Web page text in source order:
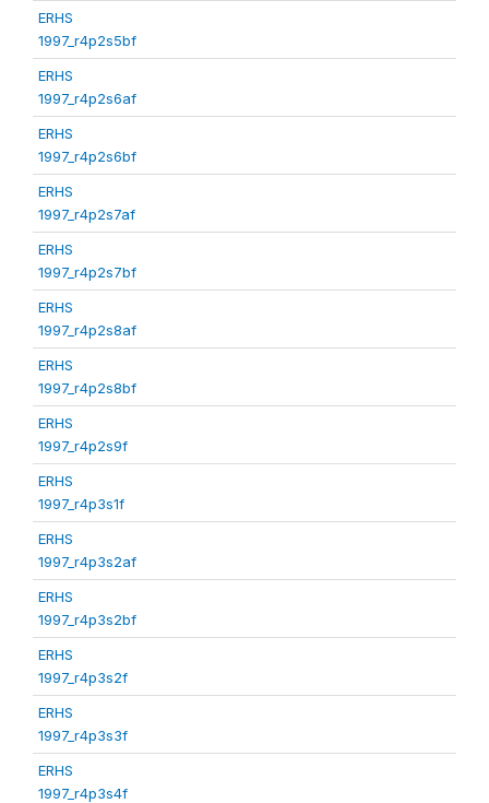
ERHS
1997_r4p2s5bf
ERHS
1997_r4p2s6af
ERHS
1997_r4p2s6bf
ERHS
1997_r4p2s7af
ERHS
1997_r4p2s7bf
ERHS
1997_r4p2s8af
ERHS
1997_r4p2s8bf
ERHS
1997_r4p2s9f
ERHS
1997_r4p3s1f
ERHS
1997_r4p3s2af
ERHS
1997_r4p3s2bf
ERHS
1997_r4p3s2f
ERHS
1997_r4p3s3f
ERHS
1997_r4p3s4f